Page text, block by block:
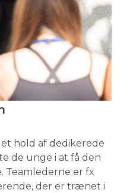
hold af dedikerede
de unge i at få den
Teamlederne er fx
der er trænet i